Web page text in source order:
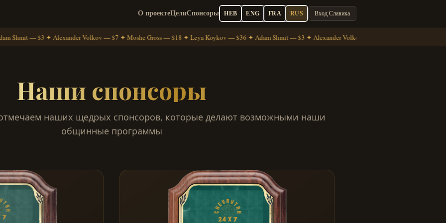
О проектеЦелиСпонсоры HEB ENG FRA RUS Вход Славика
Shmit — $3 ✦ Alexander Volkov — $7 ✦ Moshe Gross — $18 ✦ Leya Koykov — $36 ✦ Adam Shmit — $3 ✦ Alexander Volkov — $7
Наши спонсоры
наших щедрых спонсоров, которые делают возможными наши
общинные программы